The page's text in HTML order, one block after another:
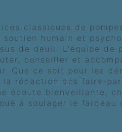
classiques de
humain et
de deuil. L'équipe de
conseiller et
Que ce soit pour les
rédaction des faire-
écoute bienveillante,
à soulager le fardeau